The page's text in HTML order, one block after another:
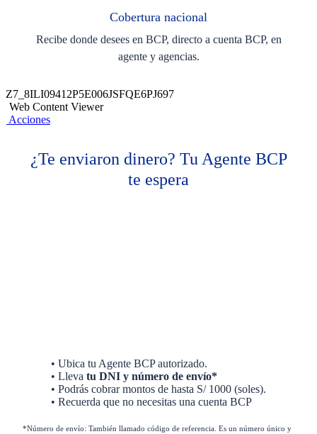
Cobertura nacional
Recibe donde desees en BCP, directo a cuenta BCP, en
agente y agencias.
Z7_8ILI09412P5E006JSFQE6PJ697
Web Content Viewer
Acciones
• Ubica tu Agente BCP autorizado.
• Lleva tu DNI y número de envío*
• Podrás cobrar montos de hasta S/ 1000 (soles).
• Recuerda que no necesitas una cuenta BCP
*Número de envío: También llamado código de referencia. Es un número único y
¿Te enviaron dinero? Tu Agente BCP
te espera